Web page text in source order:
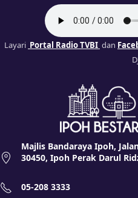
Layari Portal Radio TVBI dan
Majlis Bandaraya Ipoh,
30450, Ipoh Perak Darul
05-208 3333